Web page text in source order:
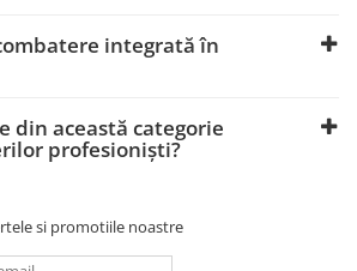
integrată în
din această categorie
profesioniști?
si promotiile noastre